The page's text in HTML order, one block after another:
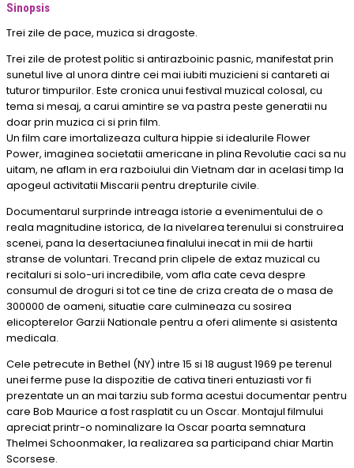
Sinopsis
Trei zile de pace, muzica si dragoste.
Trei zile de protest politic si antirazboinic pasnic, manifestat prin
sunetul live al unora dintre cei mai iubiti muzicieni si cantareti ai
tuturor timpurilor. Este cronica unui festival muzical colosal, cu
tema si mesaj, a carui amintire se va pastra peste generatii nu
doar prin muzica ci si prin film.
Un film care imortalizeaza cultura hippie si idealurile Flower
Power, imaginea societatii americane in plina Revolutie caci sa nu
uitam, ne aflam in era razboiului din Vietnam dar in acelasi timp la
apogeul activitatii Miscarii pentru drepturile civile.
Documentarul surprinde intreaga istorie a evenimentului de o
reala magnitudine istorica, de la nivelarea terenului si construirea
scenei, pana la desertaciunea finalului inecat in mii de hartii
stranse de voluntari. Trecand prin clipele de extaz muzical cu
recitaluri si solo-uri incredibile, vom afla cate ceva despre
consumul de droguri si tot ce tine de criza creata de o masa de
300000 de oameni, situatie care culmineaza cu sosirea
elicopterelor Garzii Nationale pentru a oferi alimente si asistenta
medicala.
Cele petrecute in Bethel (NY) intre 15 si 18 august 1969 pe terenul
unei ferme puse la dispozitie de cativa tineri entuziasti vor fi
prezentate un an mai tarziu sub forma acestui documentar pentru
care Bob Maurice a fost rasplatit cu un Oscar. Montajul filmului
apreciat printr-o nominalizare la Oscar poarta semnatura
Thelmei Schoonmaker, la realizarea sa participand chiar Martin
Scorsese.